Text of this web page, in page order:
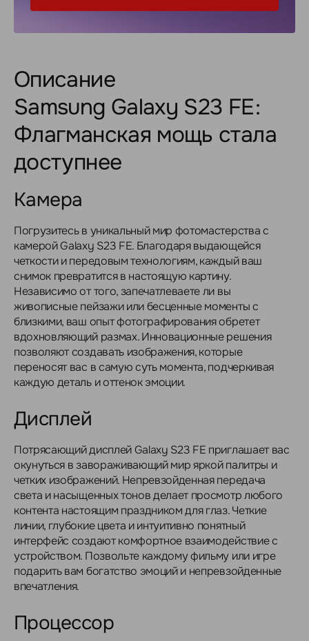
Описание
Samsung Galaxy S23 FE:
Флагманская мощь стала
доступнее
Камера
Погрузитесь в уникальный мир фотомастерства с
камерой Galaxy S23 FE. Благодаря выдающейся
четкости и передовым технологиям, каждый ваш
снимок превратится в настоящую картину.
Независимо от того, запечатлеваете ли вы
живописные пейзажи или бесценные моменты с
близкими, ваш опыт фотографирования обретет
вдохновляющий размах. Инновационные решения
позволяют создавать изображения, которые
переносят вас в самую суть момента, подчеркивая
каждую деталь и оттенок эмоции.
Дисплей
Потрясающий дисплей Galaxy S23 FE приглашает вас
окунуться в завораживающий мир яркой палитры и
четких изображений. Непревзойденная передача
света и насыщенных тонов делает просмотр любого
контента настоящим праздником для глаз. Четкие
линии, глубокие цвета и интуитивно понятный
интерфейс создают комфортное взаимодействие с
устройством. Позвольте каждому фильму или игре
подарить вам богатство эмоций и непревзойденные
впечатления.
Процессор